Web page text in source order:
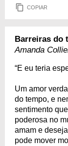
COPIAR
Barreiras do
Amanda
“E eu teria
Um amor
do tempo, e
sentimento
poderosa no
amam e
pode mover